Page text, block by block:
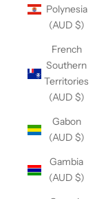
Polynesia
(AUD $)
French
Southern
Territories
(AUD $)
Gabon
(AUD $)
Gambia
(AUD $)